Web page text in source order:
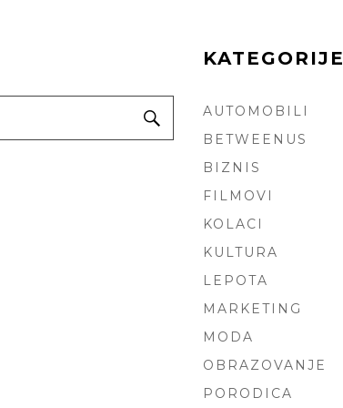
SEARCH
KATEGORIJE
AUTOMOBILI
BETWEENUS
BIZNIS
FILMOVI
KOLACI
KULTURA
LEPOTA
MARKETING
MODA
OBRAZOVANJE
PORODICA